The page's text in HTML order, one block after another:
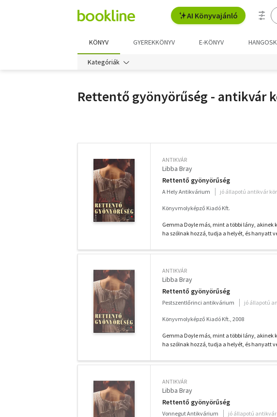
AI Könyvajánló
KÖNYV GYEREKKÖNYV E-KÖNYV
Kategóriák
Rettentő gyönyörűség - antikvár
ANTIKVÁR
Libba Bray
Rettentő gyönyörűség
A Hely Antikvárium jó állapotú antikvár
Könyvmolyképző Kiadó Kft.
Gemma Doyle más, mint a többi lány, akinek
ha szólnak hozzá, tudja a helyét, és hanyatt
ANTIKVÁR
Libba Bray
Rettentő gyönyörűség
Pestszentlőrinci antikvárium jó állapotú
Könyvmolyképző Kiadó Kft., 2008
Gemma Doyle más, mint a többi lány, akinek
ha szólnak hozzá, tudja a helyét, és hanyatt
ANTIKVÁR
Libba Bray
Rettentő gyönyörűség
Vonnegut Antikvárium jó állapotú